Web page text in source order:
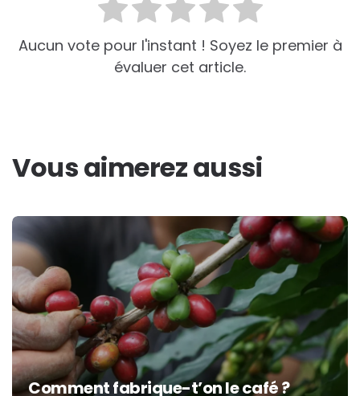
Aucun vote pour l'instant ! Soyez le premier à
évaluer cet article.
Vous aimerez aussi
Comment fabrique-t’on le café ?